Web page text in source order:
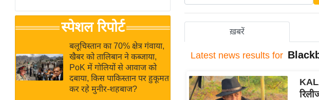
News
Live
Breaking
News in
राष्ट्रीय
अंतर्राष्ट्रीय
उद्योग
जगत
स्पेशल रिपोर्ट
बलूचिस्तान का 70% क्षेत्र गंवाया,
खैबर को तालिबान ने कब्जाया,
PoK में गोलियों से आवाज को
दबाया, किस पाकिस्तान पर हुकूमत
कर रहे मुनीर-शहबाज?
ख़बरें
Latest news results for